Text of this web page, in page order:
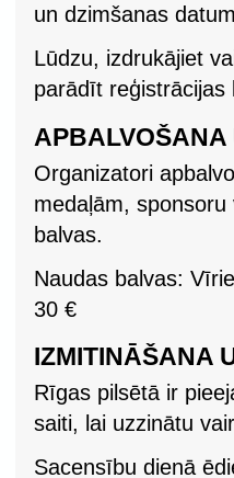
un dzimšanas
Lūdzu, izdrukājiet
parādīt reģistrācijas
APBALVOŠANA
Organizatori
medaļām,
balvas.
Naudas balvas:
30 €‎
IZMITINĀŠANA
Rīgas pilsētā ir
saiti, lai uzzinātu
Sacensību dienā